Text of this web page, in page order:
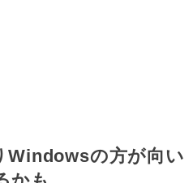
Windowsの方が向い